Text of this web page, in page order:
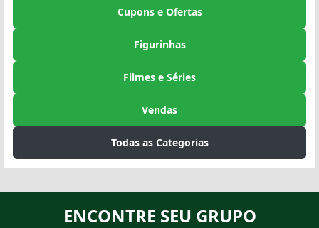
Cupons e Ofertas
Figurinhas
Filmes e Séries
Vendas
Todas as Categorias
ENCONTRE SEU GRUPO